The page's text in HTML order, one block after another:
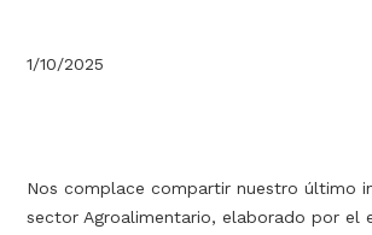
1/10/2025
Nos complace compartir nuestro último
sector Agroalimentario, elaborado por el